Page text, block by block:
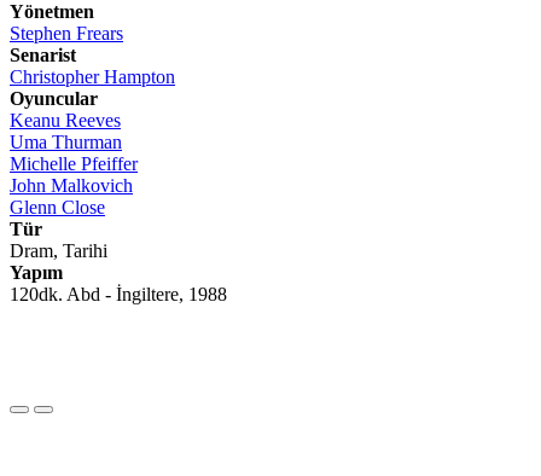
Yönetmen
Stephen Frears
Senarist
Christopher Hampton
Oyuncular
Keanu Reeves
Uma Thurman
Michelle Pfeiffer
John Malkovich
Glenn Close
Tür
Dram, Tarihi
Yapım
120dk. Abd - İngiltere, 1988